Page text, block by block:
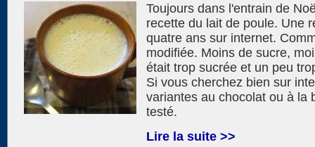
Toujours dans l'entrain de
recette du lait de poule. Une
quatre ans sur internet.
modifiée. Moins de sucre,
était trop sucrée et un peu
Si vous cherchez bien sur
variantes au chocolat ou à la
testé.
Lire la suite >>